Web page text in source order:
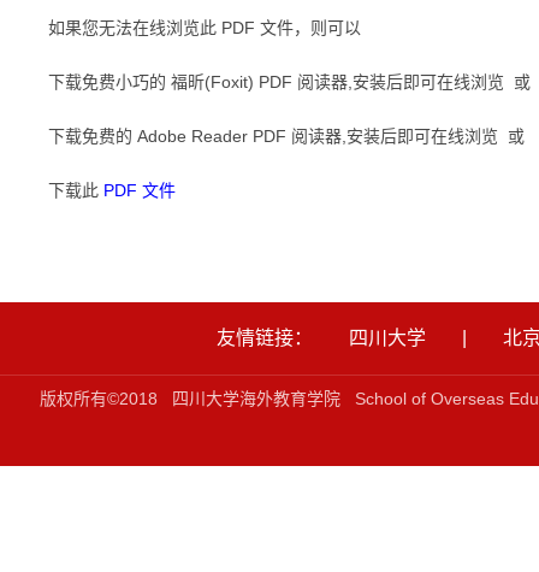
如果您无法在线浏览此 PDF 文件，则可以
下载免费小巧的 福昕(Foxit) PDF 阅读器,安装后即可在线浏览 或
下载免费的 Adobe Reader PDF 阅读器,安装后即可在线浏览 或
下载此 PDF 文件
友情链接： 四川大学 北
版权所有©2018 四川大学海外教育学院 School of Overseas